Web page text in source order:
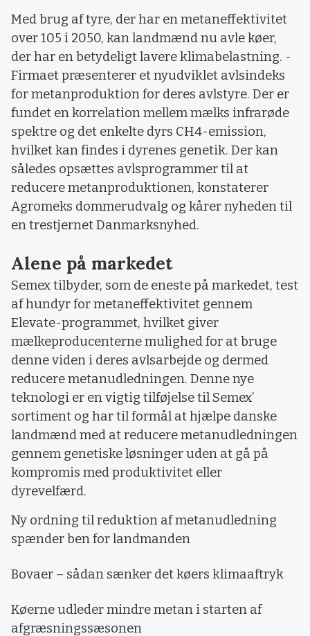
Med brug af tyre, der har en metaneffektivitet
over 105 i 2050, kan landmænd nu avle køer,
der har en betydeligt lavere klimabelastning. -
Firmaet præsenterer et nyudviklet avlsindeks
for metanproduktion for deres avlstyre. Der er
fundet en korrelation mellem mælks infrarøde
spektre og det enkelte dyrs CH4-emission,
hvilket kan findes i dyrenes genetik. Der kan
således opsættes avlsprogrammer til at
reducere metanproduktionen, konstaterer
Agromeks dommerudvalg og kårer nyheden til
en trestjernet Danmarksnyhed.
Alene på markedet
Semex tilbyder, som de eneste på markedet, test
af hundyr for metaneffektivitet gennem
Elevate-programmet, hvilket giver
mælkeproducenterne mulighed for at bruge
denne viden i deres avlsarbejde og dermed
reducere metanudledningen. Denne nye
teknologi er en vigtig tilføjelse til Semex’
sortiment og har til formål at hjælpe danske
landmænd med at reducere metanudledningen
gennem genetiske løsninger uden at gå på
kompromis med produktivitet eller
dyrevelfærd.
Ny ordning til reduktion af metanudledning
spænder ben for landmanden
Bovaer – sådan sænker det køers klimaaftryk
Køerne udleder mindre metan i starten af
afgræsningssæsonen